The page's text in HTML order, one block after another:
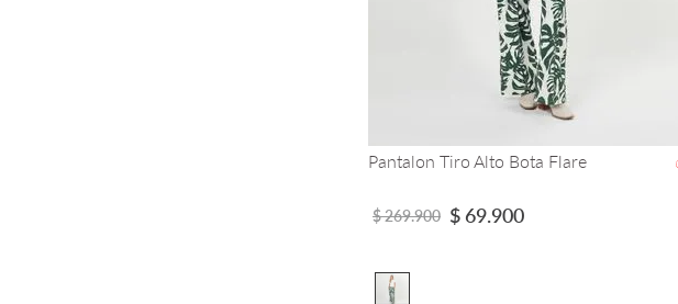
VISTA RAPIDA
Pantalon Tiro Alto Bota Flare
$269.900 $ 69.900